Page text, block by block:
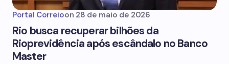
Portal Correioon 28 de maio de 2026
Rio busca recuperar bilhões da
Rioprevidência após escândalo no Banco
Master